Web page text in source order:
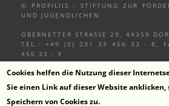
© PROFILIIS - STIFTUNG ZUR
UND JUGENDLICHEN
OBERNETTER STRASSE 29, 44359
TEL.: +49 (0) 231 33 456 33 - 8,
456 33 - 9
Cookies helfen die Nutzung dieser
Sie einen Link auf dieser Website anklicken,
Speichern von Cookies zu.